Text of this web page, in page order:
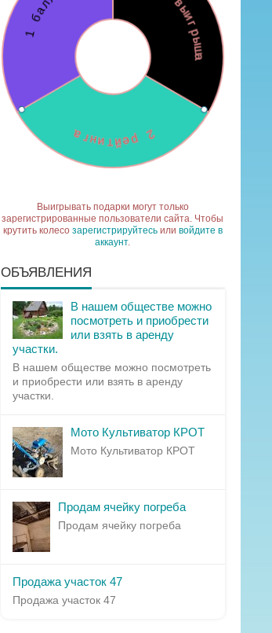
Выигрывать подарки могут только
зарегистрированные пользователи сайта. Чтобы
крутить колесо зарегистрируйтесьили войдите в
аккаунт.
ОБЪЯВЛЕНИЯ
В нашем обществе можно
посмотреть и приобрести
или взять в аренду
участки.
В нашем обществе можно посмотреть
и приобрести или взять в аренду
участки.
Мото Культиватор КРОТ
Мото Культиватор КРОТ
Продам ячейку погреба
Продам ячейку погреба
Продажа участок 47
Продажа участок 47